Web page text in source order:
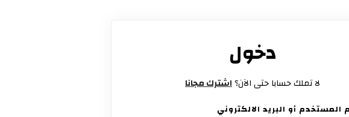
دخول
لا تملك حسابا حتى الآن؟اشترك مجانا
المستخدم أو البريد الالكتروني